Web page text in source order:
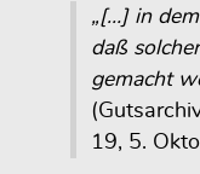
„[…] in
daß
gemacht
19, 5.